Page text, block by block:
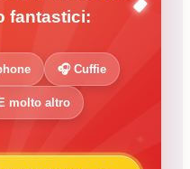
fantastici:
🎧 Cuffie
molto altro